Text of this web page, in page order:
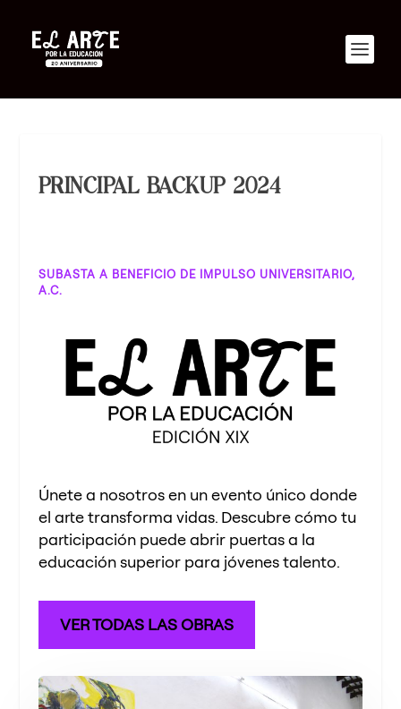
PRINCIPAL BACKUP 2024
SUBASTA A BENEFICIO DE IMPULSO UNIVERSITARIO,
A.C.
Únete a nosotros en un evento único donde
el arte transforma vidas. Descubre cómo tu
participación puede abrir puertas a la
educación superior para jóvenes talento.
VER TODAS LAS OBRAS